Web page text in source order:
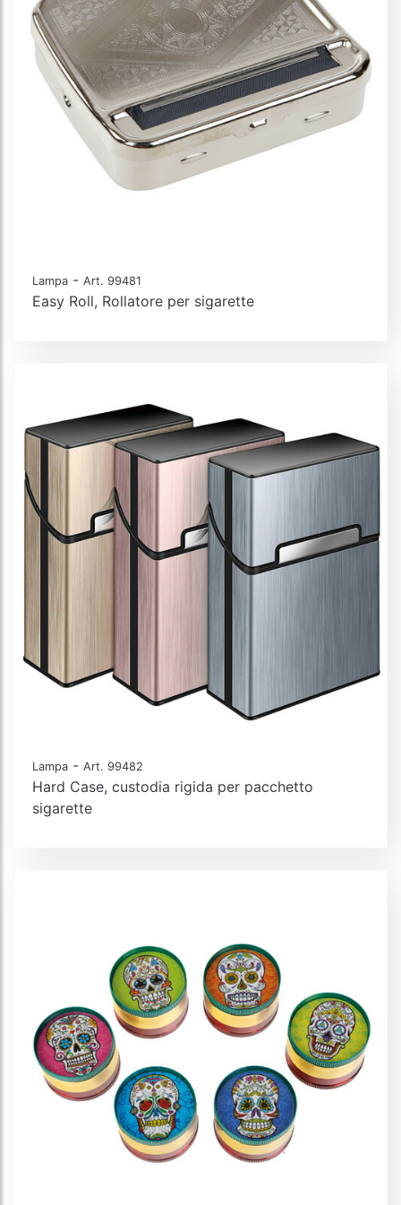
Lampa - Art. 99481
Easy Roll, Rollatore per sigarette
Lampa - Art. 99482
Hard Case, custodia rigida per pacchetto
sigarette